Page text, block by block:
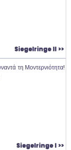
Siegelringe II >>
τη Μοντερνιότητα!
Siegelringe I >>